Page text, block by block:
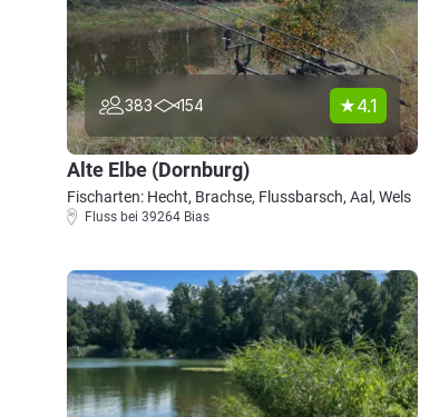
383 154 4.1
Alte Elbe (Dornburg)
Fischarten: Hecht, Brachse, Flussbarsch, Aal, Wels
Fluss bei 39264 Bias